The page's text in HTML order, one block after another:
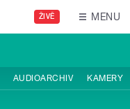
ŽIVĚ MENU
AUDIOARCHIV KAMERY